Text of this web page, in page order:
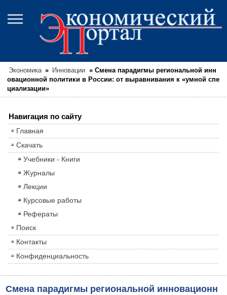
Экономика » Инновации » Смена парадигмы региональной инн
овационной политики в России: от выравнивания к «умной спе
циализации»
Навигация по сайту
Главная
Скачать
Учебники - Книги
Журналы
Лекции
Курсовые работы
Рефераты
Поиск
Контакты
Конфиденциальность
Смена парадигмы региональной инновационн